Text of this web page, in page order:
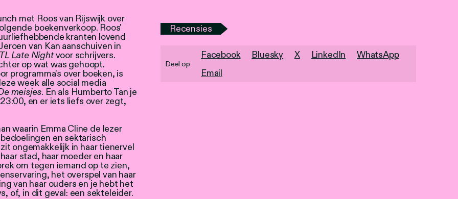
met Roos van Rijswijk over
boekenverkoop. Roos'
kranten lovend
van Kan aanschuiven in
Late Nightvoor schrijvers.
op wat was gehoopt.
programma's over boeken, is
week alle social media
meisjes. En als Humberto Tan je
en er iets liefs over zegt,
waarin Emma Cline de lezer
en sektarisch
ongemakkelijk in haar tienervel
stad, haar moeder en haar
om tegen iemand op te zien,
het overspel van haar
van haar ouders en je hebt het
of, in dit geval: een sekteleider.
Recensies
Deel op
Facebook Bluesky X LinkedIn
WhatsApp
Email